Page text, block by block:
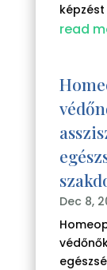
read
Dec 8,